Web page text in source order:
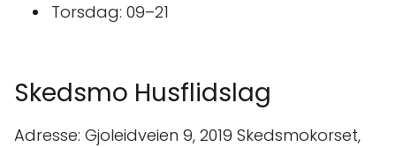
Torsdag: 09–21
Skedsmo Husflidslag
Adresse: Gjoleidveien 9, 2019 Skedsmokorset,